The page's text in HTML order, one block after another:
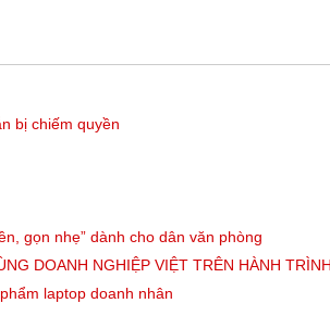
bị chiếm quyền
gọn nhẹ” dành cho dân văn phòng
DOANH NGHIỆP VIỆT TRÊN HÀNH
laptop doanh nhân